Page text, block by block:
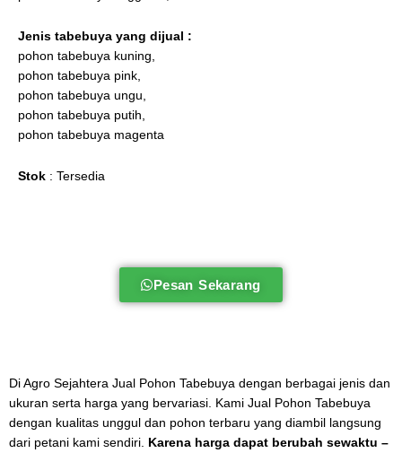
Jenis tabebuya yang dijual :
pohon tabebuya kuning,
pohon tabebuya pink,
pohon tabebuya ungu,
pohon tabebuya putih,
pohon tabebuya magenta
Stok : Tersedia
Pesan Sekarang
Di Agro Sejahtera Jual Pohon Tabebuya dengan berbagai jenis dan
ukuran serta harga yang bervariasi. Kami Jual Pohon Tabebuya
dengan kualitas unggul dan pohon terbaru yang diambil langsung
dari petani kami sendiri. Karena harga dapat berubah sewaktu –